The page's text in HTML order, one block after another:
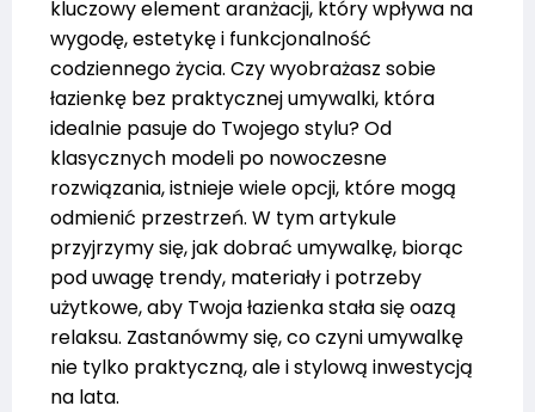
kluczowy element aranżacji, który wpływa na
wygodę, estetykę i funkcjonalność
codziennego życia. Czy wyobrażasz sobie
łazienkę bez praktycznej umywalki, która
idealnie pasuje do Twojego stylu? Od
klasycznych modeli po nowoczesne
rozwiązania, istnieje wiele opcji, które mogą
odmienić przestrzeń. W tym artykule
przyjrzymy się, jak dobrać umywalkę, biorąc
pod uwagę trendy, materiały i potrzeby
użytkowe, aby Twoja łazienka stała się oazą
relaksu. Zastanówmy się, co czyni umywalkę
nie tylko praktyczną, ale i stylową inwestycją
na lata.